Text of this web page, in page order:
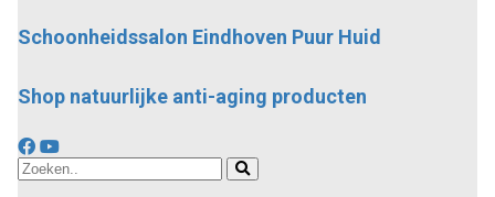
Schoonheidssalon Eindhoven Puur Huid
Shop natuurlijke anti-aging producten